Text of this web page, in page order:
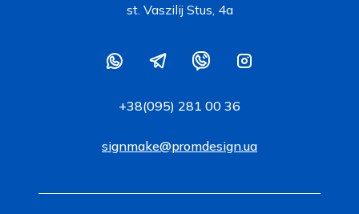
st. Vaszilij Stus, 4a
+38(095) 281 00 36
signmake@promdesign.ua